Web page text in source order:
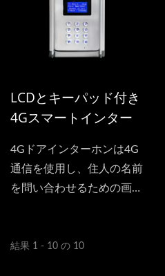
通話が可能です。ドアフォ
ンはあなたの携帯電話にダ
イヤルし、どこにいても訪
問者と話すことができま
SMSによる遠隔ドアの解錠
もサポートしています。
LCDとキーパッド付き
4Gスマートインター
4Gドアインターホンは4G
通信を使用し、住人の名前
を問い合わせるための画面
ンプルで、訪問者は住人の
結果 1 - 10 の 10